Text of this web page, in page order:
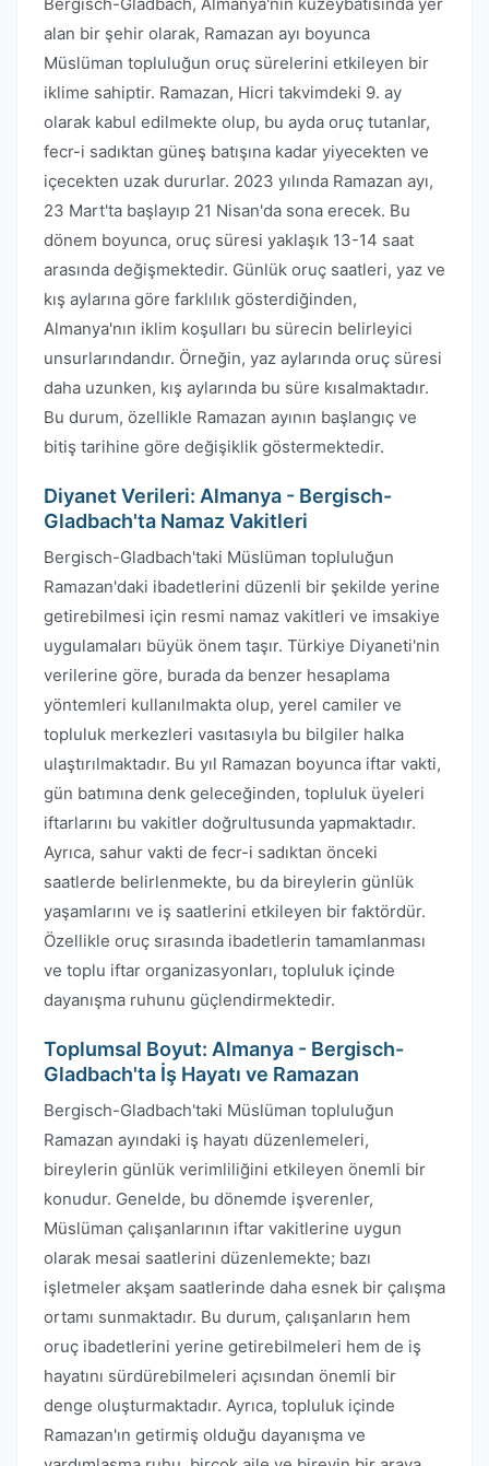
alan bir şehir olarak, Ramazan ayı boyunca
Müslüman topluluğun oruç sürelerini etkileyen bir
iklime sahiptir. Ramazan, Hicri takvimdeki 9. ay
olarak kabul edilmekte olup, bu ayda oruç tutanlar,
fecr-i sadıktan güneş batışına kadar yiyecekten ve
içecekten uzak dururlar. 2023 yılında Ramazan ayı,
23 Mart'ta başlayıp 21 Nisan'da sona erecek. Bu
dönem boyunca, oruç süresi yaklaşık 13-14 saat
arasında değişmektedir. Günlük oruç saatleri, yaz ve
kış aylarına göre farklılık gösterdiğinden,
Almanya'nın iklim koşulları bu sürecin belirleyici
unsurlarındandır. Örneğin, yaz aylarında oruç süresi
daha uzunken, kış aylarında bu süre kısalmaktadır.
Bu durum, özellikle Ramazan ayının başlangıç ve
bitiş tarihine göre değişiklik göstermektedir.
Diyanet Verileri: Almanya - Bergisch-
Gladbach'ta Namaz Vakitleri
Bergisch-Gladbach'taki Müslüman topluluğun
Ramazan'daki ibadetlerini düzenli bir şekilde yerine
getirebilmesi için resmi namaz vakitleri ve imsakiye
uygulamaları büyük önem taşır. Türkiye Diyaneti'nin
verilerine göre, burada da benzer hesaplama
yöntemleri kullanılmakta olup, yerel camiler ve
topluluk merkezleri vasıtasıyla bu bilgiler halka
ulaştırılmaktadır. Bu yıl Ramazan boyunca iftar vakti,
gün batımına denk geleceğinden, topluluk üyeleri
iftarlarını bu vakitler doğrultusunda yapmaktadır.
Ayrıca, sahur vakti de fecr-i sadıktan önceki
saatlerde belirlenmekte, bu da bireylerin günlük
yaşamlarını ve iş saatlerini etkileyen bir faktördür.
Özellikle oruç sırasında ibadetlerin tamamlanması
ve toplu iftar organizasyonları, topluluk içinde
dayanışma ruhunu güçlendirmektedir.
Toplumsal Boyut: Almanya - Bergisch-
Gladbach'ta İş Hayatı ve Ramazan
Bergisch-Gladbach'taki Müslüman topluluğun
Ramazan ayındaki iş hayatı düzenlemeleri,
bireylerin günlük verimliliğini etkileyen önemli bir
konudur. Genelde, bu dönemde işverenler,
Müslüman çalışanlarının iftar vakitlerine uygun
olarak mesai saatlerini düzenlemekte; bazı
işletmeler akşam saatlerinde daha esnek bir çalışma
ortamı sunmaktadır. Bu durum, çalışanların hem
oruç ibadetlerini yerine getirebilmeleri hem de iş
hayatını sürdürebilmeleri açısından önemli bir
denge oluşturmaktadır. Ayrıca, topluluk içinde
Ramazan'ın getirmiş olduğu dayanışma ve